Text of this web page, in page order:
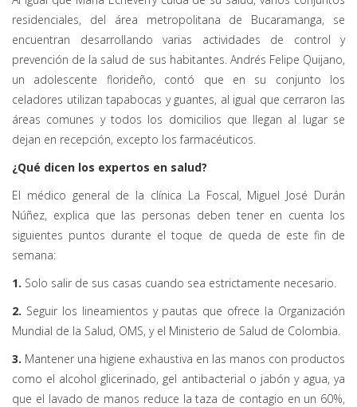
residenciales, del área metropolitana de Bucaramanga, se
encuentran desarrollando varias actividades de control y
prevención de la salud de sus habitantes. Andrés Felipe Quijano,
un adolescente florideño, contó que en su conjunto los
celadores utilizan tapabocas y guantes, al igual que cerraron las
áreas comunes y todos los domicilios que llegan al lugar se
dejan en recepción, excepto los farmacéuticos.
¿Qué dicen los expertos en salud?
El médico general de la clínica La Foscal, Miguel José Durán
Núñez, explica que las personas deben tener en cuenta los
siguientes puntos durante el toque de queda de este fin de
semana:
1. Solo salir de sus casas cuando sea estrictamente necesario.
2. Seguir los lineamientos y pautas que ofrece la Organización
Mundial de la Salud, OMS, y el Ministerio de Salud de Colombia.
3. Mantener una higiene exhaustiva en las manos con productos
como el alcohol glicerinado, gel antibacterial o jabón y agua, ya
que el lavado de manos reduce la taza de contagio en un 60%,